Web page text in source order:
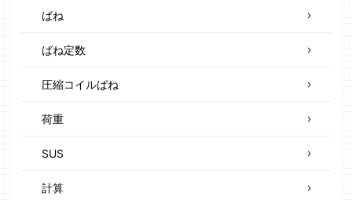
ばね
ばね定数
圧縮コイルばね
荷重
SUS
計算